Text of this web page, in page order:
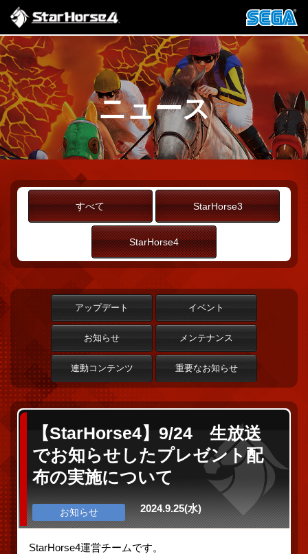
ニュース
すべて StarHorse3
StarHorse4
アップデート イベント
お知らせ メンテナンス
連動コンテンツ 重要なお知らせ
【StarHorse4】9/24 生放送
でお知らせしたプレゼント配
布の実施について
お知らせ 2024.9.25(水)
StarHorse4運営チームです。